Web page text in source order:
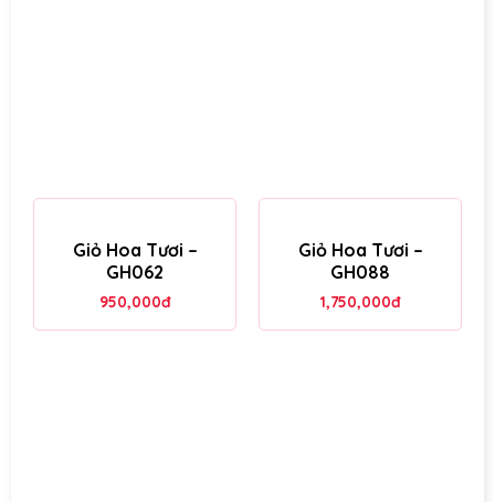
Giỏ Hoa Tươi –
GH062
950,000đ
Giỏ Hoa Tươi –
GH088
1,750,000đ